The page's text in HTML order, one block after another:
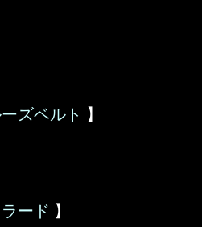
ズベルト 】
ード 】